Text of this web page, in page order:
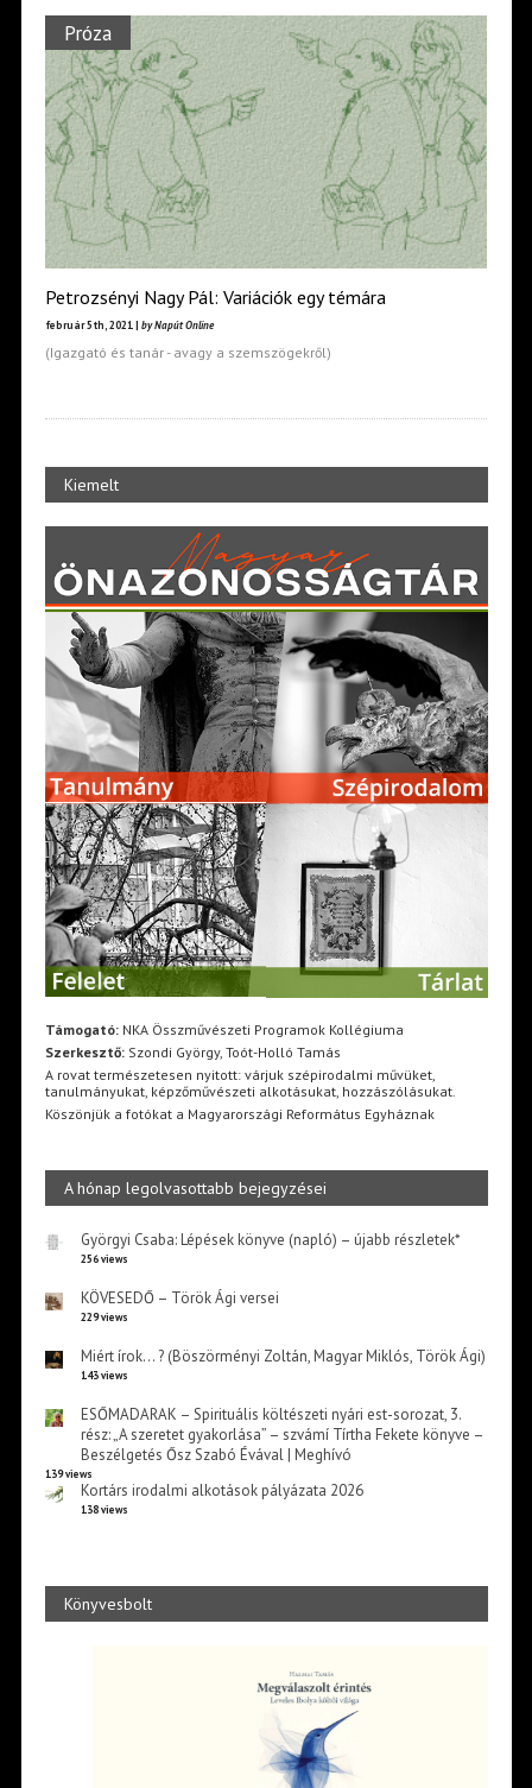
Próza
Petrozsényi Nagy Pál: Variációk egy témára
február 5th, 2021 | by Napút Online
(Igazgató és tanár - avagy a szemszögekről)
Kiemelt
Támogató:NKA Összművészeti Programok Kollégiuma
Szerkesztő:Szondi György, Toót-Holló Tamás
A rovat természetesen nyitott: várjuk szépirodalmi művüket,
tanulmányukat, képzőművészeti alkotásukat, hozzászólásukat.
Köszönjük a fotókat a Magyarországi Református Egyháznak
A hónap legolvasottabb bejegyzései
Györgyi Csaba: Lépések könyve (napló) – újabb részletek*
256 views
KÖVESEDŐ – Török Ági versei
229 views
Miért írok… ? (Böszörményi Zoltán, Magyar Miklós, Török Ági)
143 views
ESŐMADARAK – Spirituális költészeti nyári est-sorozat, 3.
rész: „A szeretet gyakorlása” – szvámí Tírtha Fekete könyve –
Beszélgetés Ősz Szabó Évával | Meghívó
139 views
Kortárs irodalmi alkotások pályázata 2026
138 views
Könyvesbolt